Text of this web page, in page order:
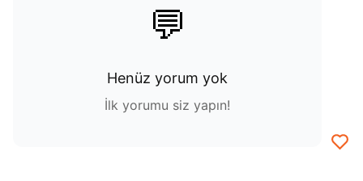
💬
Henüz yorum yok
İlk yorumu siz yapın!